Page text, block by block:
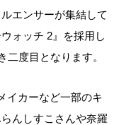
エンサーが集結して
ォッチ 2』を採用し
度目となります。
イカーなど一部のキ
んしすこさんや奈羅